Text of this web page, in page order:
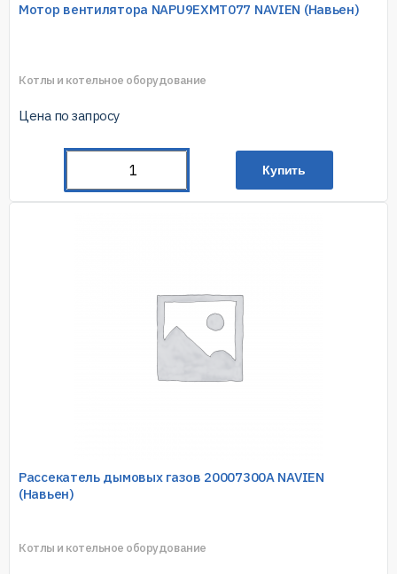
Мотор вентилятора NAPU9EXMT077 NAVIEN (Навьен)
Котлы и котельное оборудование
Цена по запросу
Купить
Рассекатель дымовых газов 20007300А NAVIEN
(Навьен)
Котлы и котельное оборудование